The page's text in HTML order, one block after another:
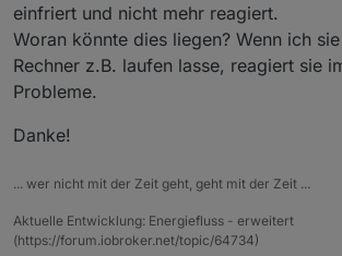
einfriert und nicht mehr reagiert.
Woran könnte dies liegen? Wenn ich
Rechner z.B. laufen lasse, reagiert sie
Probleme.
Danke!
... wer nicht mit der Zeit geht, geht mit der Zeit ...
Aktuelle Entwicklung: Energiefluss - erweitert
(https://forum.iobroker.net/topic/64734)